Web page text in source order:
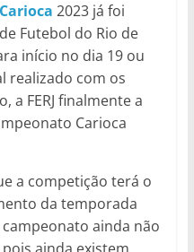
2023 já foi
Futebol do Rio de
início no dia 19 ou
realizado com os
a FERJ finalmente a
Carioca
a competição terá o
da temporada
ainda não